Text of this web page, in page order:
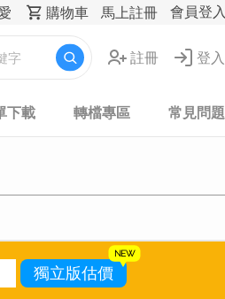
購物車 馬上註冊 會員登入
註冊 登入
下載 轉檔專區 常見問題
獨立版估價